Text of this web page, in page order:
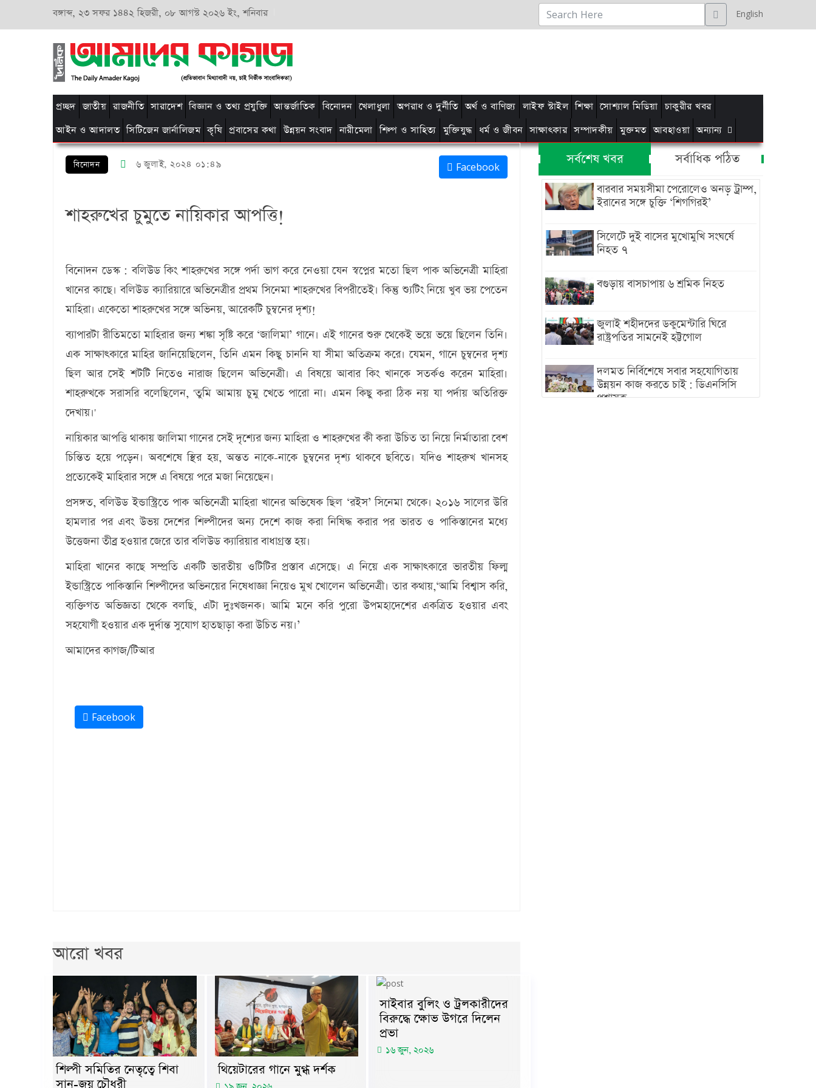
বঙ্গাব্দ, ২৩ সফর ১৪৪২ হিজরী, ০৮ আগস্ট ২০২৬ ইং, শনিবার English
প্রচ্ছদ জাতীয় রাজনীতি সারাদেশ বিজ্ঞান ও তথ্য প্রযুক্তি আন্তর্জাতিক বিনোদন খেলাধুলা অপরাধ ও দুর্নীতি অর্থ ও বাণিজ্য লাইফ স্টাইল শিক্ষা সোশ্যাল মিডিয়া চাকুরীর খবর
আইন ও আদালত সিটিজেন জার্নালিজম কৃষি প্রবাসের কথা উন্নয়ন সংবাদ নারীমেলা শিল্প ও সাহিত্য মুক্তিযুদ্ধ ধর্ম ও জীবন সাক্ষাৎকার সম্পাদকীয় মুক্তমত আবহাওয়া অন্যান্য
বিনোদন ৬ জুলাই, ২০২৪ ০১:৪৯ Facebook
শাহরুখের চুমুতে নায়িকার আপত্তি!
বিনোদন ডেস্ক : বলিউড কিং শাহরুখের সঙ্গে পর্দা ভাগ করে নেওয়া যেন স্বপ্নের মতো ছিল পাক অভিনেত্রী মাহিরা
খানের কাছে। বলিউড ক্যারিয়ারে অভিনেত্রীর প্রথম সিনেমা শাহরুখের বিপরীতেই। কিন্তু শ্যুটিং নিয়ে খুব ভয় পেতেন
মাহিরা। একেতো শাহরুখের সঙ্গে অভিনয়, আরেকটি চুম্বনের দৃশ্য!
ব্যাপারটা রীতিমতো মাহিরার জন্য শঙ্কা সৃষ্টি করে ‘জালিমা’ গানে। এই গানের শুরু থেকেই ভয়ে ভয়ে ছিলেন তিনি।
এক সাক্ষাৎকারে মাহির জানিয়েছিলেন, তিনি এমন কিছু চাননি যা সীমা অতিক্রম করে। যেমন, গানে চুম্বনের দৃশ্য
ছিল আর সেই শটটি নিতেও নারাজ ছিলেন অভিনেত্রী। এ বিষয়ে আবার কিং খানকে সতর্কও করেন মাহিরা।
শাহরুখকে সরাসরি বলেছিলেন, 'তুমি আমায় চুমু খেতে পারো না। এমন কিছু করা ঠিক নয় যা পর্দায় অতিরিক্ত
দেখায়।'
নায়িকার আপত্তি থাকায় জালিমা গানের সেই দৃশ্যের জন্য মাহিরা ও শাহরুখের কী করা উচিত তা নিয়ে নির্মাতারা বেশ
চিন্তিত হয়ে পড়েন। অবশেষে স্থির হয়, অন্তত নাকে-নাকে চুম্বনের দৃশ্য থাকবে ছবিতে। যদিও শাহরুখ খানসহ
প্রত্যেকেই মাহিরার সঙ্গে এ বিষয়ে পরে মজা নিয়েছেন।
প্রসঙ্গত, বলিউড ইন্ডাস্ট্রিতে পাক অভিনেত্রী মাহিরা খানের অভিষেক ছিল ‘রইস’ সিনেমা থেকে। ২০১৬ সালের উরি
হামলার পর এবং উভয় দেশের শিল্পীদের অন্য দেশে কাজ করা নিষিদ্ধ করার পর ভারত ও পাকিস্তানের মধ্যে
উত্তেজনা তীব্র হওয়ার জেরে তার বলিউড ক্যারিয়ার বাধাগ্রস্ত হয়।
মাহিরা খানের কাছে সম্প্রতি একটি ভারতীয় ওটিটির প্রস্তাব এসেছে। এ নিয়ে এক সাক্ষাৎকারে ভারতীয় ফিল্ম
ইন্ডাস্ট্রিতে পাকিস্তানি শিল্পীদের অভিনয়ের নিষেধাজ্ঞা নিয়েও মুখ খোলেন অভিনেত্রী। তার কথায়,‘আমি বিশ্বাস করি,
ব্যক্তিগত অভিজ্ঞতা থেকে বলছি, এটা দুঃখজনক। আমি মনে করি পুরো উপমহাদেশের একত্রিত হওয়ার এবং
সহযোগী হওয়ার এক দুর্দান্ত সুযোগ হাতছাড়া করা উচিত নয়।’
আমাদের কাগজ/টিআর
Facebook
আরো খবর
শিল্পী সমিতির নেতৃত্বে শিবা
সানু-জয় চৌধুরী
থিয়েটারের গানে মুগ্ধ দর্শক
সাইবার বুলিং ও ট্রলকারীদের
বিরুদ্ধে ক্ষোভ উগরে দিলেন
প্রভা
১৬ জুন, ২০২৬
সর্বশেষ খবর সর্বাধিক পঠিত
বারবার সময়সীমা পেরোলেও অনড় ট্রাম্প,
ইরানের সঙ্গে চুক্তি ‘শিগগিরই’
সিলেটে দুই বাসের মুখোমুখি সংঘর্ষে
নিহত ৭
বগুড়ায় বাসচাপায় ৬ শ্রমিক নিহত
জুলাই শহীদদের ডকুমেন্টারি ঘিরে
রাষ্ট্রপতির সামনেই হট্টগোল
দলমত নির্বিশেষে সবার সহযোগিতায়
উন্নয়ন কাজ করতে চাই : ডিএনসিসি
প্রশাসক